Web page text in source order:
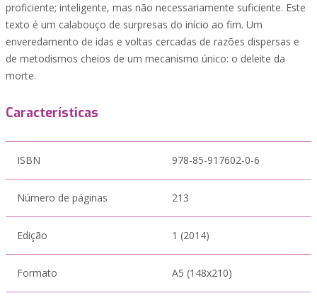
proficiente; inteligente, mas não necessariamente suficiente. Este
texto é um calabouço de surpresas do início ao fim. Um
enveredamento de idas e voltas cercadas de razões dispersas e
de metodismos cheios de um mecanismo único: o deleite da
morte.
Características
ISBN 978-85-917602-0-6
Número de páginas 213
Edição 1 (2014)
Formato A5 (148x210)